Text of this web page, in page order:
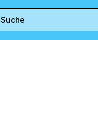
Grey Black' | Kid's Size